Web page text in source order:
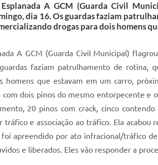
A GCM (Guarda Civil
dia 16. Os guardas faziam
drogas para dois homens
A GCM (Guarda Civil Municipal)
faziam patrulhamento de rotina,
homens que estavam em um carro,
dois pinos do mesmo entorpecente e
20 pinos com crack, cinco
e associação ao tráfico. Ela acabou
apreendido por ato infracional/tráfico
e liberados. Eles vão responder a